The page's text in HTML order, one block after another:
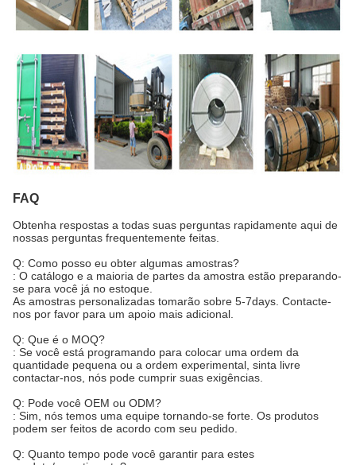
FAQ
Obtenha respostas a todas suas perguntas rapidamente aqui de
nossas perguntas frequentemente feitas.
Q: Como posso eu obter algumas amostras?
: O catálogo e a maioria de partes da amostra estão preparando-
se para você já no estoque.
As amostras personalizadas tomarão sobre 5-7days. Contacte-
nos por favor para um apoio mais adicional.
Q: Que é o MOQ?
: Se você está programando para colocar uma ordem da
quantidade pequena ou a ordem experimental, sinta livre
contactar-nos, nós pode cumprir suas exigências.
Q: Pode você OEM ou ODM?
: Sim, nós temos uma equipe tornando-se forte. Os produtos
podem ser feitos de acordo com seu pedido.
Q: Quanto tempo pode você garantir para estes